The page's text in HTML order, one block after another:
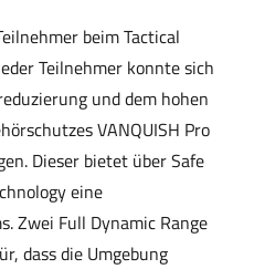
beim Tactical
Teilnehmer konnte sich
und dem hohen
VANQUISH Pro
Dieser bietet über Safe
eine
Zwei Full Dynamic Range
dass die Umgebung